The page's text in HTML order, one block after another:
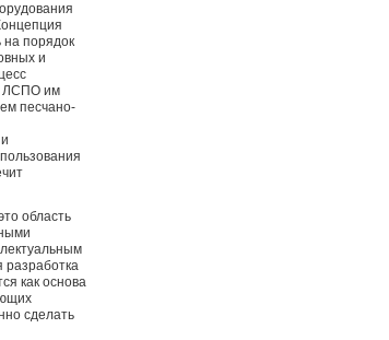
на порядок
и
ЛСПО им
песчано-
область
разработка
как основа
сделать